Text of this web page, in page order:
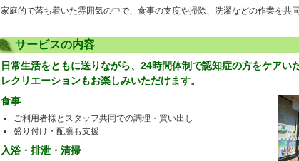
家庭的で落ち着いた雰囲気の中で、食事の支度や掃除、洗濯などの作業を共
サービスの内容
日常生活をともに送りながら、24時間体制で認知症の方をケアい
レクリエーションもお楽しみいただけます。
食事
ご利用者様とスタッフ共同での調理・買い出し
盛り付け・配膳も支援
入浴・排泄・清掃